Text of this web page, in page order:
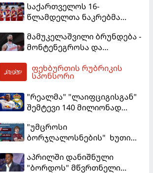
საქართველოს 16-
წლამდელთა ნაკრებმა
მარცხით გახსნა
მამუკელაშვილი ბრუნდება -
მონტენეგროსა და
მატჩებისთვის საქართველო
მზადებას 15
ფეხბურთის რუბრიკის
სპონსორი
"რეალმა" "ლაიფციგისგან"
შემტევი 140 მილიონად
"უმცროსი
ბორჯღალოსნების" ხუთი
აპრილში დანიშნული
"ბორდოს" მწვრთნელი